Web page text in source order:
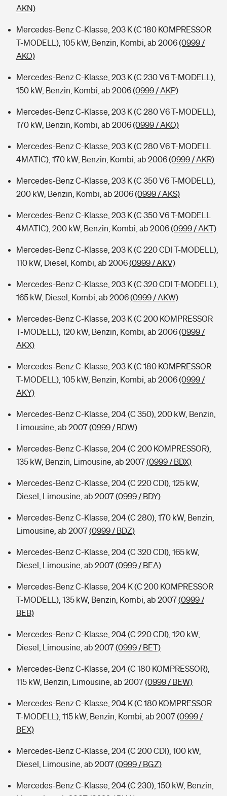
AKN)
Mercedes-Benz C-Klasse, 203 K (C 180 KOMPRESSOR
T-MODELL), 105 kW, Benzin, Kombi, ab 2006(0999 /
AKO)
Mercedes-Benz C-Klasse, 203 K (C 230 V6 T-MODELL),
150 kW, Benzin, Kombi, ab 2006(0999 / AKP)
Mercedes-Benz C-Klasse, 203 K (C 280 V6 T-MODELL),
170 kW, Benzin, Kombi, ab 2006(0999 / AKQ)
Mercedes-Benz C-Klasse, 203 K (C 280 V6 T-MODELL
4MATIC), 170 kW, Benzin, Kombi, ab 2006(0999 / AKR)
Mercedes-Benz C-Klasse, 203 K (C 350 V6 T-MODELL),
200 kW, Benzin, Kombi, ab 2006(0999 / AKS)
Mercedes-Benz C-Klasse, 203 K (C 350 V6 T-MODELL
4MATIC), 200 kW, Benzin, Kombi, ab 2006(0999 / AKT)
Mercedes-Benz C-Klasse, 203 K (C 220 CDI T-MODELL),
110 kW, Diesel, Kombi, ab 2006(0999 / AKV)
Mercedes-Benz C-Klasse, 203 K (C 320 CDI T-MODELL),
165 kW, Diesel, Kombi, ab 2006(0999 / AKW)
Mercedes-Benz C-Klasse, 203 K (C 200 KOMPRESSOR
T-MODELL), 120 kW, Benzin, Kombi, ab 2006(0999 /
AKX)
Mercedes-Benz C-Klasse, 203 K (C 180 KOMPRESSOR
T-MODELL), 105 kW, Benzin, Kombi, ab 2006(0999 /
AKY)
Mercedes-Benz C-Klasse, 204 (C 350), 200 kW, Benzin,
Limousine, ab 2007(0999 / BDW)
Mercedes-Benz C-Klasse, 204 (C 200 KOMPRESSOR),
135 kW, Benzin, Limousine, ab 2007(0999 / BDX)
Mercedes-Benz C-Klasse, 204 (C 220 CDI), 125 kW,
Diesel, Limousine, ab 2007(0999 / BDY)
Mercedes-Benz C-Klasse, 204 (C 280), 170 kW, Benzin,
Limousine, ab 2007(0999 / BDZ)
Mercedes-Benz C-Klasse, 204 (C 320 CDI), 165 kW,
Diesel, Limousine, ab 2007(0999 / BEA)
Mercedes-Benz C-Klasse, 204 K (C 200 KOMPRESSOR
T-MODELL), 135 kW, Benzin, Kombi, ab 2007(0999 /
BEB)
Mercedes-Benz C-Klasse, 204 (C 220 CDI), 120 kW,
Diesel, Limousine, ab 2007(0999 / BET)
Mercedes-Benz C-Klasse, 204 (C 180 KOMPRESSOR),
115 kW, Benzin, Limousine, ab 2007(0999 / BEW)
Mercedes-Benz C-Klasse, 204 K (C 180 KOMPRESSOR
T-MODELL), 115 kW, Benzin, Kombi, ab 2007(0999 /
BEX)
Mercedes-Benz C-Klasse, 204 (C 200 CDI), 100 kW,
Diesel, Limousine, ab 2007(0999 / BGZ)
Mercedes-Benz C-Klasse, 204 (C 230), 150 kW, Benzin,